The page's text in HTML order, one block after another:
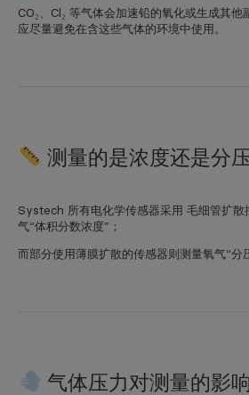
CO₂、Cl₂ 等气体会加速铅的氧化或生成其他
应尽量避免在含这些气体的环境中使用。
测量的是浓度还是分
Systech 所有电化学传感器采用 毛细管扩散
气“体积分数浓度”；
而部分使用薄膜扩散的传感器则测量氧气“分压
气体压力对测量的影响